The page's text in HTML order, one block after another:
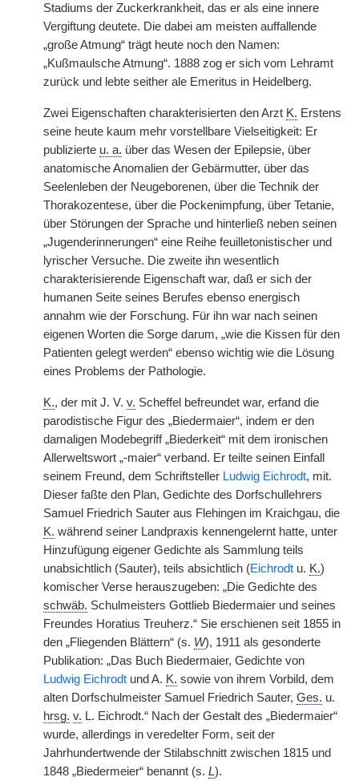
Stadiums der Zuckerkrankheit, das er als eine innere
Vergiftung deutete. Die dabei am meisten auffallende
„große Atmung“ trägt heute noch den Namen:
„Kußmaulsche Atmung“. 1888 zog er sich vom Lehramt
zurück und lebte seither ale Emeritus in Heidelberg.
Zwei Eigenschaften charakterisierten den Arzt K. Erstens
seine heute kaum mehr vorstellbare Vielseitigkeit: Er
publizierte u. a. über das Wesen der Epilepsie, über
anatomische Anomalien der Gebärmutter, über das
Seelenleben der Neugeborenen, über die Technik der
Thorakozentese, über die Pockenimpfung, über Tetanie,
über Störungen der Sprache und hinterließ neben seinen
„Jugenderinnerungen“ eine Reihe feuilletonistischer und
lyrischer Versuche. Die zweite ihn wesentlich
charakterisierende Eigenschaft war, daß er sich der
humanen Seite seines Berufes ebenso energisch
annahm wie der Forschung. Für ihn war nach seinen
eigenen Worten die Sorge darum, „wie die Kissen für den
Patienten gelegt werden“ ebenso wichtig wie die Lösung
eines Problems der Pathologie.
K., der mit J. V. v. Scheffel befreundet war, erfand die
parodistische Figur des „Biedermaier“, indem er den
damaligen Modebegriff „Biederkeit“ mit dem ironischen
Allerweltswort „-maier“ verband. Er teilte seinen Einfall
seinem Freund, dem Schriftsteller Ludwig Eichrodt, mit.
Dieser faßte den Plan, Gedichte des Dorfschullehrers
Samuel Friedrich Sauter aus Flehingen im Kraichgau, die
K. während seiner Landpraxis kennengelernt hatte, unter
Hinzufügung eigener Gedichte als Sammlung teils
unabsichtlich (Sauter), teils absichtlich (Eichrodt u. K.)
komischer Verse herauszugeben: „Die Gedichte des
schwäb. Schulmeisters Gottlieb Biedermaier und seines
Freundes Horatius Treuherz.“ Sie erschienen seit 1855 in
den „Fliegenden Blättern“ (s. W), 1911 als gesonderte
Publikation: „Das Buch Biedermaier, Gedichte von
Ludwig Eichrodt und A. K. sowie von ihrem Vorbild, dem
alten Dorfschulmeister Samuel Friedrich Sauter, Ges. u.
hrsg. v. L. Eichrodt.“ Nach der Gestalt des „Biedermaier“
wurde, allerdings in veredelter Form, seit der
Jahrhundertwende der Stilabschnitt zwischen 1815 und
1848 „Biedermeier“ benannt (s. L).